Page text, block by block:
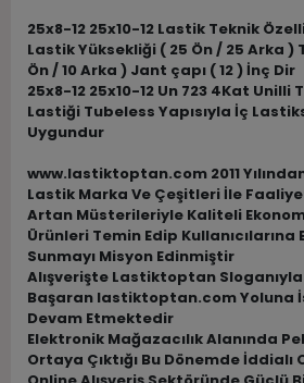
25x8-12 25x10-12 Lastik Teknik
Lastik Yüksekliği ( 25 Ön / 25 Arka )
Ön / 10 Arka ) Jant çapı ( 12 ) İnç Dir
25x8-12 25x10-12 Un 723 4Kat Unilli
Lastiği Tubeless Yapısıyla İç
Uygundur
www.lastiktoptan.com 2011
Lastik Marka Ve Çeşitleri İle
Artan Müsterileriyle Kaliteli
Ürünleri Temin Edip
Sunmayı Misyon Edinmiştir
Alışverişte Lastiktoptan Sloganıyla
Başaran lastiktoptan.com Yoluna
Devam Etmektedir
Elektronik Mağazacılık Alanında
Ortaya Çıktığı Bu Dönemde